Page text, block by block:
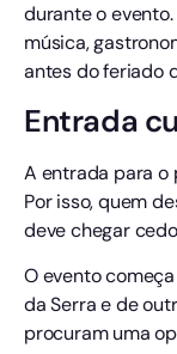
durante o
música,
antes do feriado
Entrada
A entrada para o
Por isso, quem
deve chegar
O evento
da Serra e de
procuram uma